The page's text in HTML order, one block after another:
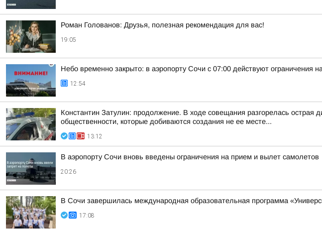
Роман Голованов: Друзья, полезная рекомендация для вас!
19:05
Небо временно закрыто: в аэропорту Сочи с 07:00 действуют ограничения
12:54
Константин Затулин: продолжение. В ходе совещания разгорелась
общественности, которые добиваются создания не ее месте...
13:12
В аэропорту Сочи вновь введены ограничения на прием и вылет самолетов
20:26
В Сочи завершилась международная образовательная программа
17:08